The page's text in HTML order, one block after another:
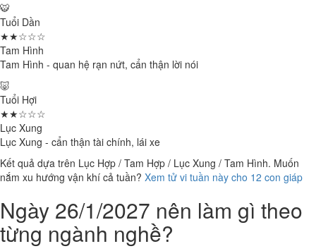
🐯
Tuổi Dần
★★☆☆☆
Tam Hình
Tam Hình - quan hệ rạn nứt, cẩn thận lời nói
🐷
Tuổi Hợi
★★☆☆☆
Lục Xung
Lục Xung - cẩn thận tài chính, lái xe
Kết quả dựa trên Lục Hợp / Tam Hợp / Lục Xung / Tam Hình. Muốn
nắm xu hướng vận khí cả tuần? Xem tử vi tuần này cho 12 con giáp
Ngày 26/1/2027 nên làm gì theo
từng ngành nghề?